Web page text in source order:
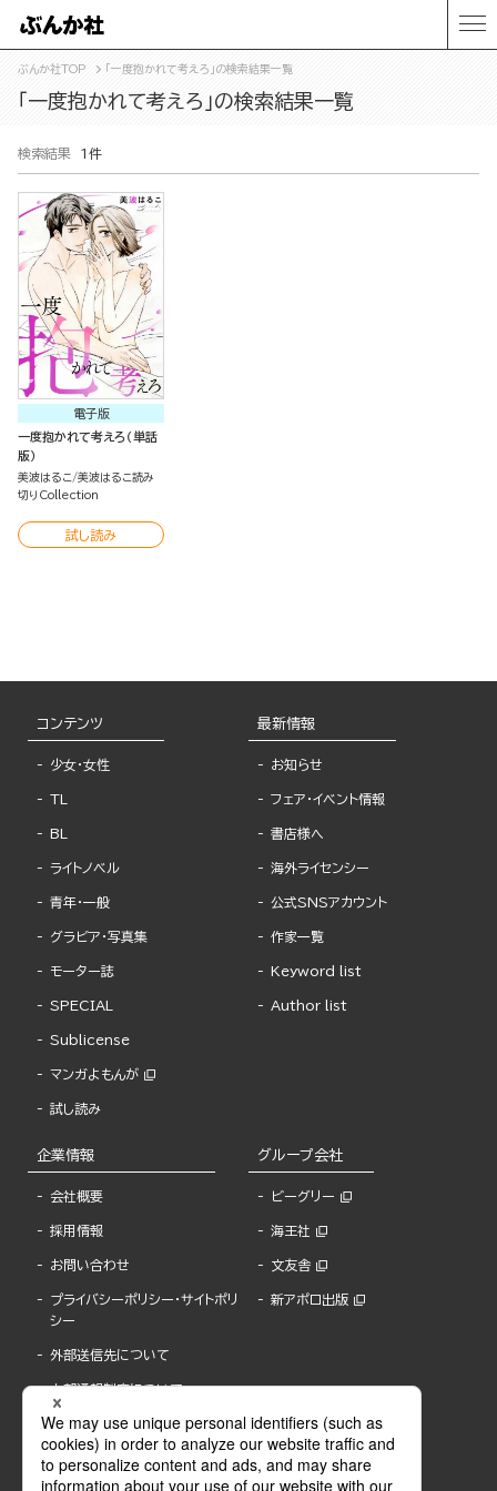
ぶんか社TOP 「一度抱かれて考えろ」の検索結果一覧
「一度抱かれて考えろ」の検索結果一覧
検索結果 1件
電子版
一度抱かれて考えろ（単話
版）
美波はるこ 美波はるこ読み
切りCollection
試し読み
コンテンツ
少女・女性
TL
BL
ライトノベル
青年・一般
グラビア・写真集
モーター誌
SPECIAL
Sublicense
マンガよもんが
試し読み
最新情報
お知らせ
フェア・イベント情報
書店様へ
海外ライセンシー
公式SNSアカウント
作家一覧
Keyword list
Author list
企業情報
会社概要
採用情報
お問い合わせ
プライバシーポリシー・サイトポリ
シー
外部送信先について
内部通報制度について
グループ会社
ビーグリー
海王社
文友舎
新アポロ出版